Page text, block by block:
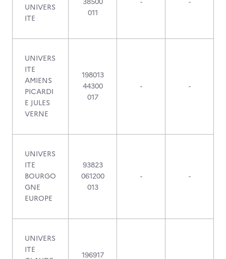
UNIVERS
ITE
011
UNIVERS
ITE
AMIENS
PICARDI
E JULES
VERNE
198013
44300
017
- -
UNIVERS
ITE
BOURGO
GNE
EUROPE
93823
061200
013
- -
UNIVERS
ITE
196917